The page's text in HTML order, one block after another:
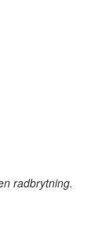
radbrytning.